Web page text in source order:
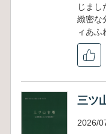
じまし
緻密な
ィあふ
三ツ
2026/